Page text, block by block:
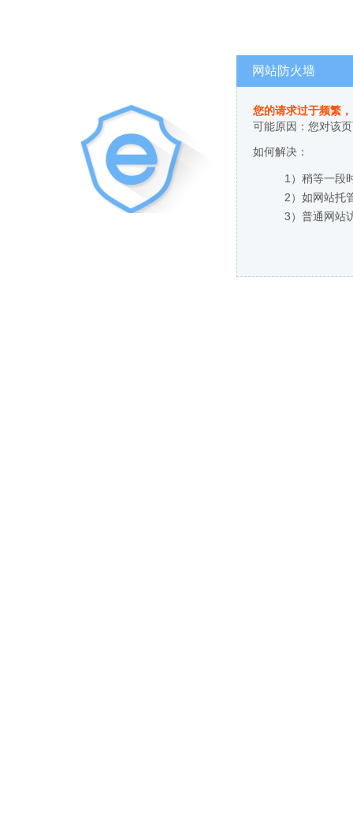
网站防火墙
您的请求过于频繁
可能原因：您对该
如何解决：
1）稍等一段
2）如网站托
3）普通网站